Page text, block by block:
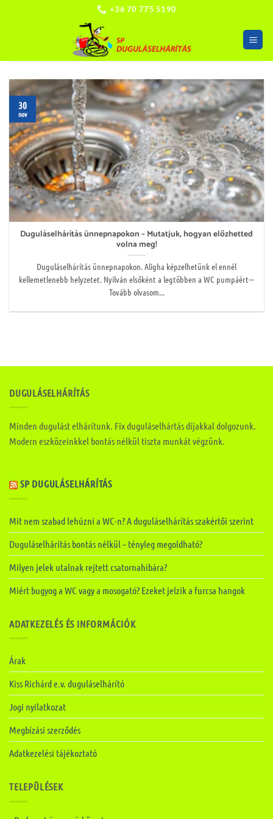
+36 70 775 5190
Duguláselhárítás ünnepnapokon – Mutatjuk, hogyan előzhetted
volna meg!
Duguláselhárítás ünnepnapokon. Aligha képzelhetünk el ennél
kellemetlenebb helyzetet. Nyilván elsőként a legtöbben a WC pumpáért---
Tovább olvasom...
30
nov
DUGULÁSELHÁRÍTÁS
Minden dugulást elhárítunk. Fix duguláselhártás díjakkal dolgozunk.
Modern eszközeinkkel bontás nélkül tiszta munkát végzünk.
SP DUGULÁSELHÁRÍTÁS
Mit nem szabad lehúzni a WC-n? A duguláselhárítás szakértői szerint
Duguláselhárítás bontás nélkül – tényleg megoldható?
Milyen jelek utalnak rejtett csatornahibára?
Miért bugyog a WC vagy a mosogató? Ezeket jelzik a furcsa hangok
ADATKEZELÉS ÉS INFORMÁCIÓK
Árak
Kiss Richárd e.v. duguláselhárító
Jogi nyilatkozat
Megbízási szerződés
Adatkezelési tájékoztató
TELEPÜLÉSEK